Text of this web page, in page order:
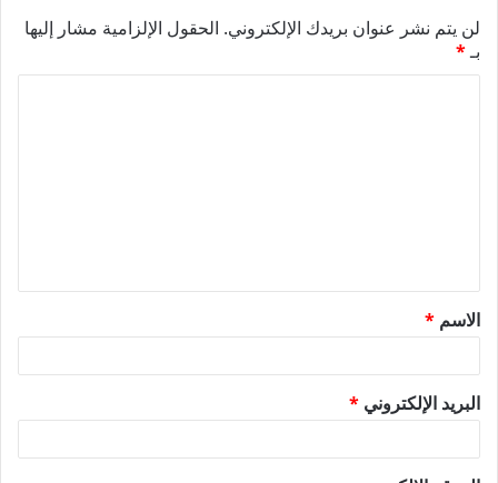
لن يتم نشر عنوان بريدك الإلكتروني. الحقول الإلزامية مشار إليها
بـ*
ق
*
الاسم *
البريد الإلكتروني *